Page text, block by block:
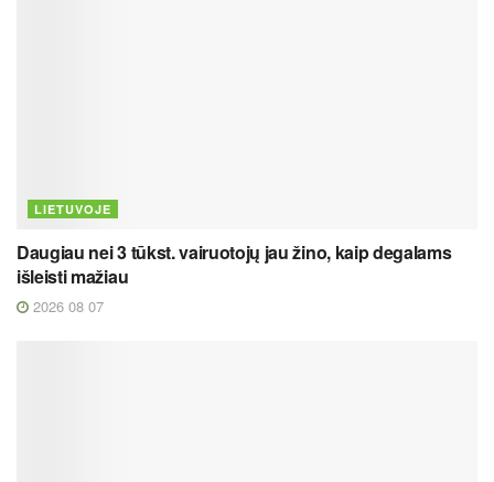
LIETUVOJE
Daugiau nei 3 tūkst. vairuotojų jau žino, kaip degalams
išleisti mažiau
2026 08 07